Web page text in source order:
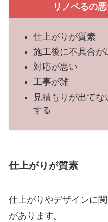
リノベるの
仕上がりが質素
施工後に不具合が
対応が悪い
工事が雑
見積もりが出てな
する
仕上がりが質素
仕上がりやデザインに
があります。